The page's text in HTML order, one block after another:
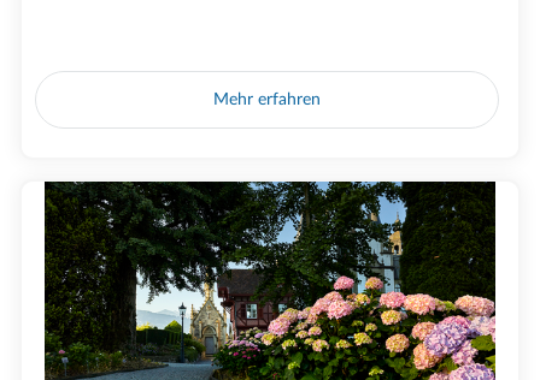
Mehr erfahren